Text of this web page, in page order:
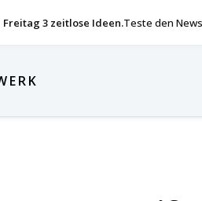
Freitag 3 zeitlose Ideen.Teste den